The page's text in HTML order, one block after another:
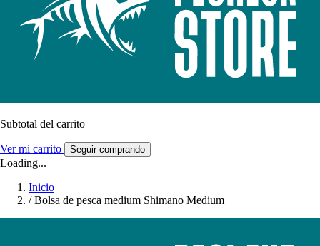
Subtotal del carrito
Ver mi carrito Seguir comprando
Loading...
Inicio
/ Bolsa de pesca medium Shimano Medium